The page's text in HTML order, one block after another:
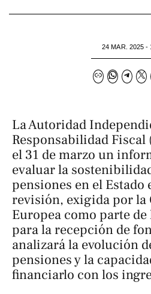
24 MAR. 2025 -
La Autoridad
Responsabilidad
el 31 de marzo un
evaluar la
pensiones en el Estado
revisión, exigida por la
Europea como parte
para la recepción de
analizará la evolución
pensiones y la
financiarlo con los